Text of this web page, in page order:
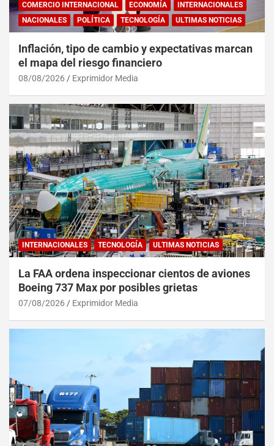
COMERCIO INTERNACIONAL ECONOMÍA
INTERNACIONALES
NACIONALES
POLÍTICA TECNOLOGÍA ULTIMAS NOTICIAS
Inflación, tipo de cambio y expectativas marcan
el mapa del riesgo financiero
08/08/2026 Exprimidor Media
INTERNACIONALES TECNOLOGÍA ULTIMAS NOTICIAS
La FAA ordena inspeccionar cientos de aviones
Boeing 737 Max por posibles grietas
07/08/2026 Exprimidor Media